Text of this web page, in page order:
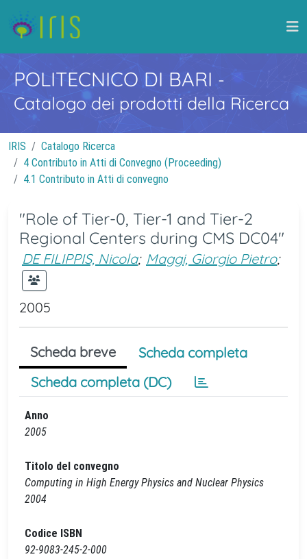
POLITECNICO DI BARI -
Catalogo dei prodotti della Ricerca
IRIS
Catalogo Ricerca
4 Contributo in Atti di Convegno (Proceeding)
4.1 Contributo in Atti di convegno
"Role of Tier-0, Tier-1 and Tier-2
Regional Centers during CMS DC04"
DE FILIPPIS, Nicola; Maggi, Giorgio Pietro;
2005
Scheda breve
Scheda completa
Scheda completa (DC)
Anno
2005
Titolo del convegno
Computing in High Energy Physics and Nuclear Physics
2004
Codice ISBN
92-9083-245-2-000